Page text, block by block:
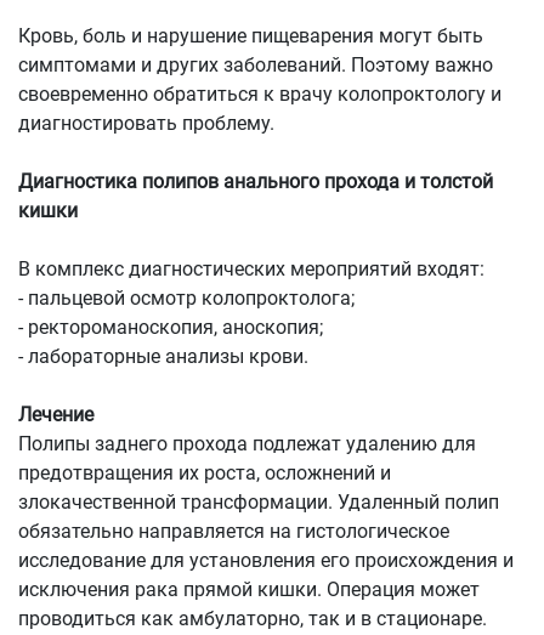
Кровь, боль и нарушение пищеварения могут быть
симптомами и других заболеваний. Поэтому важно
своевременно обратиться к врачу колопроктологу и
диагностировать проблему.
Диагностика полипов анального прохода и толстой
кишки
В комплекс диагностических мероприятий входят:
- пальцевой осмотр колопроктолога;
- ректороманоскопия, аноскопия;
- лабораторные анализы крови.
Лечение
Полипы заднего прохода подлежат удалению для
предотвращения их роста, осложнений и
злокачественной трансформации. Удаленный полип
обязательно направляется на гистологическое
исследование для установления его происхождения и
исключения рака прямой кишки. Операция может
проводиться как амбулаторно, так и в стационаре.